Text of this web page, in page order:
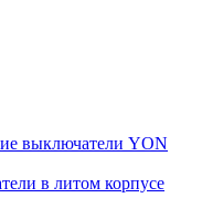
выключатели YON
в литом корпусе